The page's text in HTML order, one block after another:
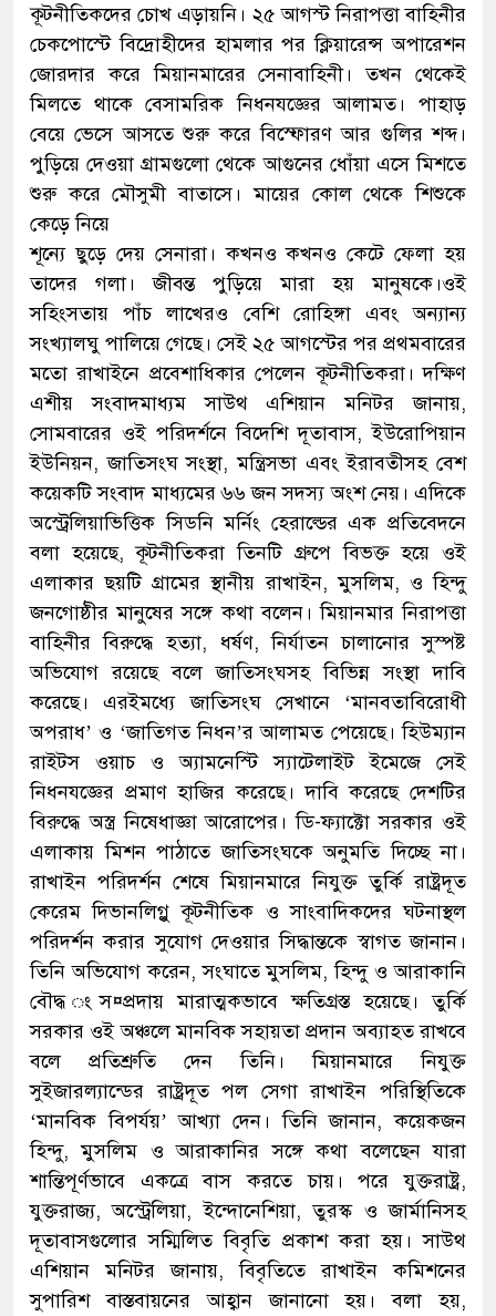
কূটনীতিকদের চোখ এড়ায়নি। ২৫ আগস্ট নিরাপত্তা বাহিনীর
চেকপোস্টে বিদ্রোহীদের হামলার পর ক্লিয়ারেন্স অপারেশন
জোরদার করে মিয়ানমারের সেনাবাহিনী। তখন থেকেই
মিলতে থাকে বেসামরিক নিধনযজ্ঞের আলামত। পাহাড়
বেয়ে ভেসে আসতে শুরু করে বিস্ফোরণ আর গুলির শব্দ।
পুড়িয়ে দেওয়া গ্রামগুলো থেকে আগুনের ধোঁয়া এসে মিশতে
শুরু করে মৌসুমী বাতাসে। মায়ের কোল থেকে শিশুকে
কেড়ে নিয়ে
শূন্যে ছুড়ে দেয় সেনারা। কখনও কখনও কেটে ফেলা হয়
তাদের গলা। জীবন্ত পুড়িয়ে মারা হয় মানুষকে।ওই
সহিংসতায় পাঁচ লাখেরও বেশি রোহিঙ্গা এবং অন্যান্য
সংখ্যালঘু পালিয়ে গেছে। সেই ২৫ আগস্টের পর প্রথমবারের
মতো রাখাইনে প্রবেশাধিকার পেলেন কূটনীতিকরা। দক্ষিণ
এশীয় সংবাদমাধ্যম সাউথ এশিয়ান মনিটর জানায়,
সোমবারের ওই পরিদর্শনে বিদেশি দূতাবাস, ইউরোপিয়ান
ইউনিয়ন, জাতিসংঘ সংস্থা, মন্ত্রিসভা এবং ইরাবতীসহ বেশ
কয়েকটি সংবাদ মাধ্যমের ৬৬ জন সদস্য অংশ নেয়। এদিকে
অস্ট্রেলিয়াভিত্তিক সিডনি মর্নিং হেরাল্ডের এক প্রতিবেদনে
বলা হয়েছে, কূটনীতিকরা তিনটি গ্রুপে বিভক্ত হয়ে ওই
এলাকার ছয়টি গ্রামের স্থানীয় রাখাইন, মুসলিম, ও হিন্দু
জনগোষ্ঠীর মানুষের সঙ্গে কথা বলেন। মিয়ানমার নিরাপত্তা
বাহিনীর বিরুদ্ধে হত্যা, ধর্ষণ, নির্যাতন চালানোর সুস্পষ্ট
অভিযোগ রয়েছে বলে জাতিসংঘসহ বিভিন্ন সংস্থা দাবি
করেছে। এরইমধ্যে জাতিসংঘ সেখানে ‘মানবতাবিরোধী
অপরাধ’ ও ‘জাতিগত নিধন’র আলামত পেয়েছে। হিউম্যান
রাইটস ওয়াচ ও অ্যামনেস্টি স্যাটেলাইট ইমেজে সেই
নিধনযজ্ঞের প্রমাণ হাজির করেছে। দাবি করেছে দেশটির
বিরুদ্ধে অস্ত্র নিষেধাজ্ঞা আরোপের। ডি-ফ্যাক্টো সরকার ওই
এলাকায় মিশন পাঠাতে জাতিসংঘকে অনুমতি দিচ্ছে না।
রাখাইন পরিদর্শন শেষে মিয়ানমারে নিযুক্ত তুর্কি রাষ্ট্রদূত
কেরেম দিভানলিগ্লু কূটনীতিক ও সাংবাদিকদের ঘটনাস্থল
পরিদর্শন করার সুযোগ দেওয়ার সিদ্ধান্তকে স্বাগত জানান।
তিনি অভিযোগ করেন, সংঘাতে মুসলিম, হিন্দু ও আরাকানি
বৌদ্ধ ংস¤প্রদায় মারাত্মকভাবে ক্ষতিগ্রস্ত হয়েছে। তুর্কি
সরকার ওই অঞ্চলে মানবিক সহায়তা প্রদান অব্যাহত রাখবে
বলে প্রতিশ্রুতি দেন তিনি। মিয়ানমারে নিযুক্ত
সুইজারল্যান্ডের রাষ্ট্রদূত পল সেগা রাখাইন পরিস্থিতিকে
‘মানবিক বিপর্যয়’ আখ্যা দেন। তিনি জানান, কয়েকজন
হিন্দু, মুসলিম ও আরাকানির সঙ্গে কথা বলেছেন যারা
শান্তিপূর্ণভাবে একত্রে বাস করতে চায়। পরে যুক্তরাষ্ট্র,
যুক্তরাজ্য, অস্ট্রেলিয়া, ইন্দোনেশিয়া, তুরস্ক ও জার্মানিসহ
দূতাবাসগুলোর সম্মিলিত বিবৃতি প্রকাশ করা হয়। সাউথ
এশিয়ান মনিটর জানায়, বিবৃতিতে রাখাইন কমিশনের
সুপারিশ বাস্তবায়নের আহ্বান জানানো হয়। বলা হয়,